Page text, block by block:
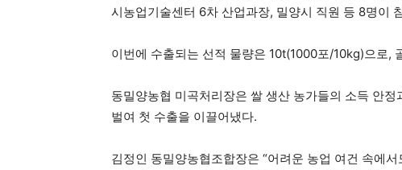
시농업기술센터 6차 산업과장, 밀양시 직원 등 8명이
이번에 수출되는 선적 물량은 10t(1000포/10kg)으로,
동밀양농협 미곡처리장은 쌀 생산 농가들의 소득 안
벌여 첫 수출을 이끌어냈다.
김정인 동밀양농협조합장은 “어려운 농업 여건 속에